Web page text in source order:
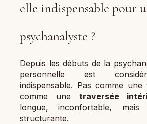
elle indispensable pour
psychanalyste ?
Depuis les débuts de la
personnelle est
indispensable. Pas comme une
comme une traversée
longue, inconfortable, mais
structurante.